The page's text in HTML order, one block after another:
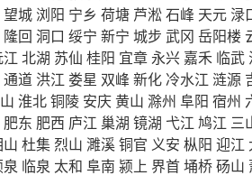
望城 浏阳 宁乡 荷塘 芦淞石峰 天元 渌
隆回 洞口 绥宁 新宁 城步 武冈 岳阳楼
北湖 苏仙 桂阳 宜章 永兴 嘉禾 临武
通道 洪江 娄星 双峰 新化 冷水江 涟源
淮北铜陵 安庆黄山 滁州 阜阳 宿州
肥东 肥西 庐江 巢湖 镜湖 弋江 鸠江 三
杜集 烈山 濉溪铜官 义安 枞阳 迎江
临泉 太和 阜南 颍上 界首埇桥砀山